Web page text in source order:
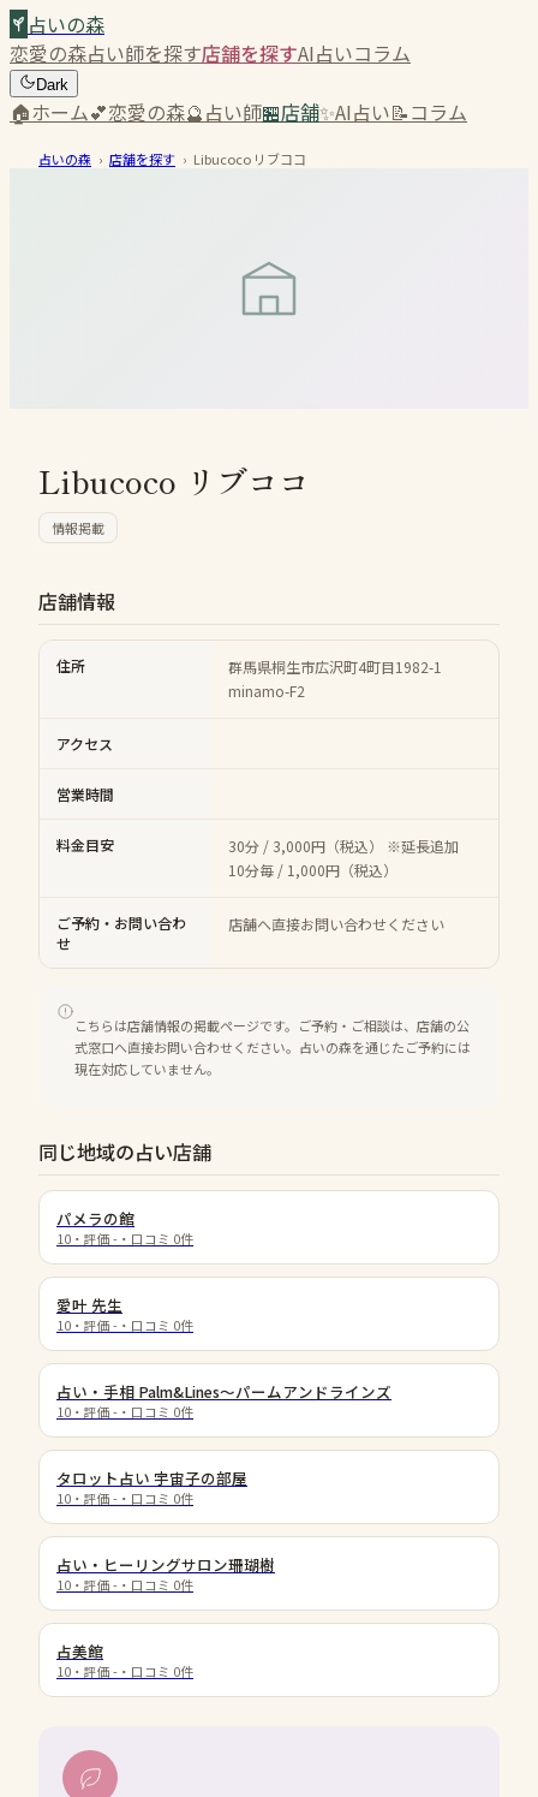
占いの森
恋愛の森占い師を探す店舗を探すAI占いコラム
Dark
🏠ホーム💕恋愛の森🔮占い師🏪店舗✨AI占い📝コラム
占いの森 › 店舗を探す › Libucoco リブココ
Libucoco リブココ
情報掲載
店舗情報
住所
群馬県桐生市広沢町4町目1982-1
minamo-F2
アクセス
営業時間
料金目安
30分 / 3,000円（税込） ※延長追加
10分毎 / 1,000円（税込）
ご予約・お問い合わ
せ
店舗へ直接お問い合わせください
こちらは店舗情報の掲載ページです。ご予約・ご相談は、店舗の公
式窓口へ直接お問い合わせください。占いの森を通じたご予約には
現在対応していません。
同じ地域の占い店舗
パメラの館
10 ・評価 - ・口コミ 0件
愛叶 先生
10 ・評価 - ・口コミ 0件
占い・手相 Palm&Lines～パームアンドラインズ
10 ・評価 - ・口コミ 0件
タロット占い 宇宙子の部屋
10 ・評価 - ・口コミ 0件
占い・ヒーリングサロン珊瑚樹
10 ・評価 - ・口コミ 0件
占美館
10 ・評価 - ・口コミ 0件